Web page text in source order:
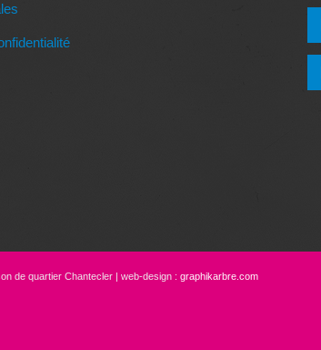
de quartier Chantecler | web-design : graphikarbre.com